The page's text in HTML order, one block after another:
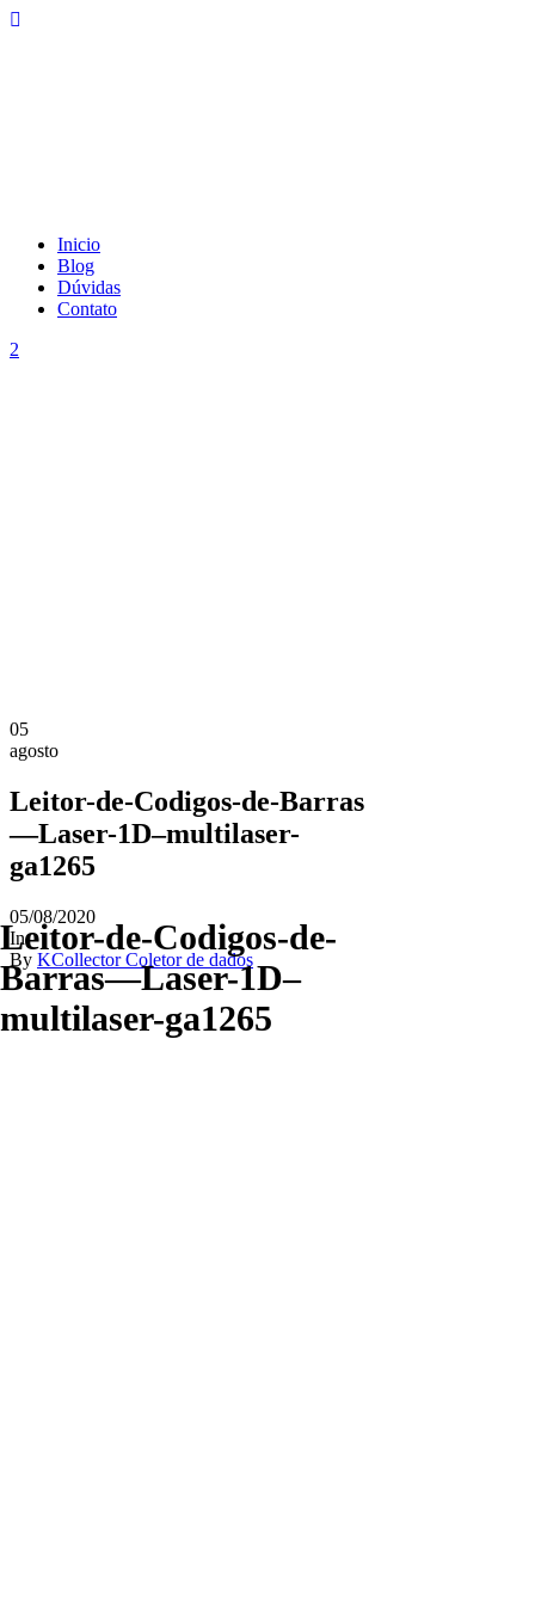
Inicio
Blog
Dúvidas
Contato
Leitor-de-Codigos-de-
Barras—Laser-1D–
multilaser-ga1265
05
agosto
Leitor-de-Codigos-de-Barras
—Laser-1D–multilaser-
ga1265
05/08/2020
In
By KCollector Coletor de dados